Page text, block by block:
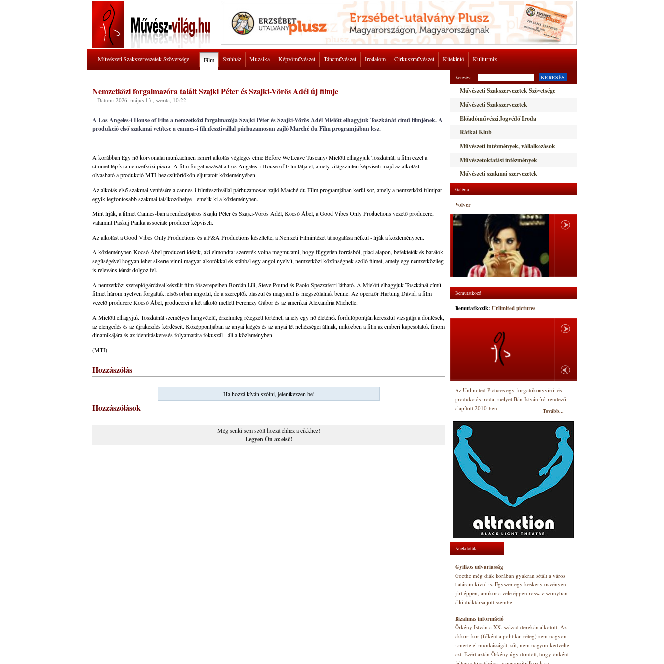
Művészeti Szakszervezetek Szövetsége Film Színház Muzsika Képzőművészet Táncművészet Irodalom Cirkuszművészet Kitekintő Kulturmix
Nemzetközi forgalmazóra talált Szajki Péter és Szajki-Vörös Adél új filmje
Dátum: 2026. május 13., szerda, 10:22
A Los Angeles-i House of Film a nemzetközi forgalmazója Szajki Péter és Szajki-Vörös Adél Mielőtt elhagyjuk Toszkánát című filmjének. A
produkció első szakmai vetítése a cannes-i filmfesztivállal párhuzamosan zajló Marché du Film programjában lesz.
A korábban Egy nő körvonalai munkacímen ismert alkotás végleges címe Before We Leave Tuscany/ Mielőtt elhagyjuk Toszkánát, a film ezzel a
címmel lép ki a nemzetközi piacra. A film forgalmazását a Los Angeles-i House of Film látja el, amely világszinten képviseli majd az alkotást -
olvasható a produkció MTI-hez csütörtökön eljuttatott közleményében.
Az alkotás első szakmai vetítésére a cannes-i filmfesztivállal párhuzamosan zajló Marché du Film programjában kerül sor, amely a nemzetközi filmipar
egyik legfontosabb szakmai találkozóhelye - emelik ki a közleményben.
Mint írják, a filmet Cannes-ban a rendezőpáros Szajki Péter és Szajki-Vörös Adél, Kocsó Ábel, a Good Vibes Only Productions vezető producere,
valamint Paskuj Panka associate producer képviseli.
Az alkotást a Good Vibes Only Productions és a P&A Productions készítette, a Nemzeti Filmintézet támogatása nélkül - írják a közleményben.
A közleményben Kocsó Ábel producert idézik, aki elmondta: szerették volna megmutatni, hogy független forrásból, piaci alapon, befektetők és barátok
segítségével hogyan lehet sikerre vinni magyar alkotókkal és stábbal egy angol nyelvű, nemzetközi közönségnek szóló filmet, amely egy nemzetközileg
is releváns témát dolgoz fel.
A nemzetközi szereplőgárdával készült film főszerepeiben Bordán Lili, Steve Pound és Paolo Spezzaferri látható. A Mielőtt elhagyjuk Toszkánát című
filmet három nyelven forgatták: elsősorban angolul, de a szereplők olaszul és magyarul is megszólalnak benne. Az operatőr Hartung Dávid, a film
vezető producere Kocsó Ábel, producerei a két alkotó mellett Ferenczy Gábor és az amerikai Alexandria Michelle.
A Mielőtt elhagyjuk Toszkánát személyes hangvételű, érzelmileg rétegzett történet, amely egy nő életének fordulópontján keresztül vizsgálja a döntések,
az elengedés és az újrakezdés kérdéseit. Középpontjában az anyai kiégés és az anyai lét nehézségei állnak, miközben a film az emberi kapcsolatok finom
dinamikájára és az identitáskeresés folyamatára fókuszál - áll a közleményben.
(MTI)
Hozzászólás
Ha hozzá kíván szólni, jelentkezzen be!
Hozzászólások
Még senki sem szólt hozzá ehhez a cikkhez!
Legyen Ön az első!
Keresés: KERESÉS
Művészeti Szakszervezetek Szövetsége
Művészeti Szakszervezetek
Előadóművészi Jogvédő Iroda
Rátkai Klub
Művészeti intézmények, vállalkozások
Művészetoktatási intézmények
Művészeti szakmai szervezetek
Galéria
Volver
Bemutatkozó
Bemutatkozik: Unlimited pictures
Az Unlimited Pictures egy forgatókönyvírói és
produkciós iroda, melyet Bán István író-rendező
alapított 2010-ben.
Tovább...
Anekdoták
Gyilkos udvariasság
Goethe még diák korában gyakran sétált a város
határain kívül is. Egyszer egy keskeny ösvényen
járt éppen, amikor a vele éppen rossz viszonyban
álló diáktársa jött szembe.
Bizalmas információ
Örkény István a XX. század derekán alkotott. Az
akkori kor (főként a politikai réteg) nem nagyon
ismerte el munkásságát, sőt, nem nagyon kedvelte
azt. Ezért aztán Örkény úgy döntött, hogy önként